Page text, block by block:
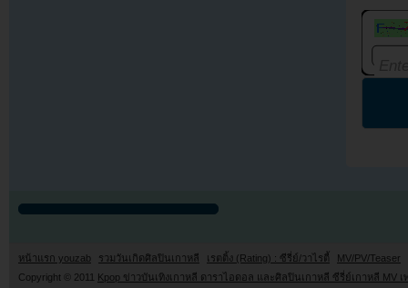
หน้าแรก youzab รวมวันเกิดศิลปินเกาหลี เรตติ้ง (Rating) : ซีรี่ย์/วาไรตี้
MV/PV/Teaser
Copyright © 2011 Kpop ข่าวบันเทิงเกาหลี ดาราไอดอล และศิลปินเกาหลี ซีรี่ย์เกาหลี MV